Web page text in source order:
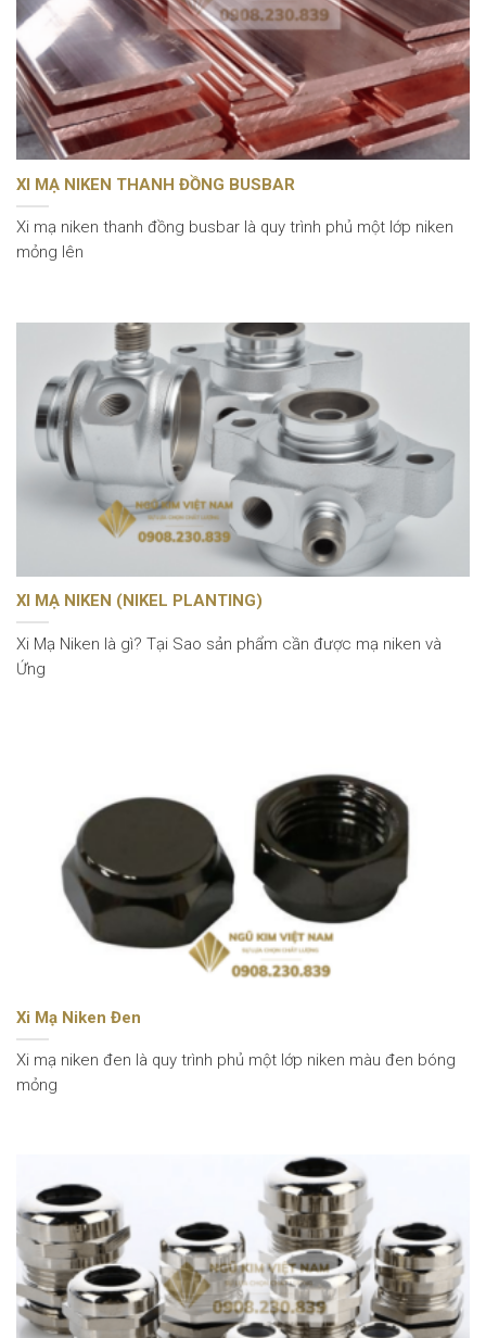
XI MẠ NIKEN THANH ĐỒNG BUSBAR
Xi mạ niken thanh đồng busbar là quy trình phủ một lớp niken
mỏng lên
XI MẠ NIKEN (NIKEL PLANTING)
Xi Mạ Niken là gì? Tại Sao sản phẩm cần được mạ niken và
Ứng
Xi Mạ Niken Đen
Xi mạ niken đen là quy trình phủ một lớp niken màu đen bóng
mỏng